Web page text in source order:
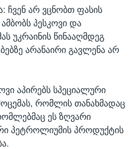
ჩვენ არ ვცნობთ ფასის
პესკოვი და
უკრაინის წინააღმდეგ
არანაირი გავლენა არ
აპირებს სპეციალური
რომლის თანახმადაც
ეს ზღვარი
პეტროლიუმის პროდუქტის